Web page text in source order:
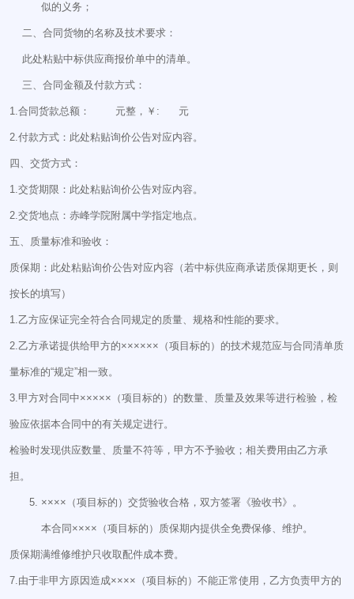
似的义务；
二、合同货物的名称及技术要求：
此处粘贴中标供应商报价单中的清单。
三、合同金额及付款方式：
1.合同货款总额： 元整，￥: 元
2.付款方式：此处粘贴询价公告对应内容。
四、交货方式：
1.交货期限：此处粘贴询价公告对应内容。
2.交货地点：赤峰学院附属中学指定地点。
五、质量标准和验收：
质保期：此处粘贴询价公告对应内容（若中标供应商承诺质保期更长，则
按长的填写）
1.乙方应保证完全符合合同规定的质量、规格和性能的要求。
2.乙方承诺提供给甲方的××××××（项目标的）的技术规范应与合同清单质
量标准的“规定”相一致。
3.甲方对合同中×××××（项目标的）的数量、质量及效果等进行检验，检
验应依据本合同中的有关规定进行。
检验时发现供应数量、质量不符等，甲方不予验收；相关费用由乙方承
担。
××××（项目标的）交货验收合格，双方签署《验收书》。
本合同××××（项目标的）质保期内提供全免费保修、维护。
质保期满维修维护只收取配件成本费。
7.由于非甲方原因造成××××（项目标的）不能正常使用，乙方负责甲方的